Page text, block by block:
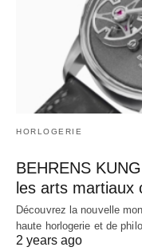
HORLOGERIE
BEHRENS
les arts martiaux
Découvrez la nouvelle
haute horlogerie et de
2 years ago